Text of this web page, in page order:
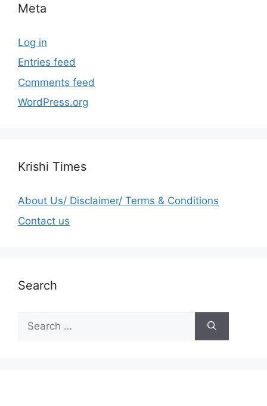
Meta
Log in
Entries feed
Comments feed
WordPress.org
Krishi Times
About Us/ Disclaimer/ Terms & Conditions
Contact us
Search